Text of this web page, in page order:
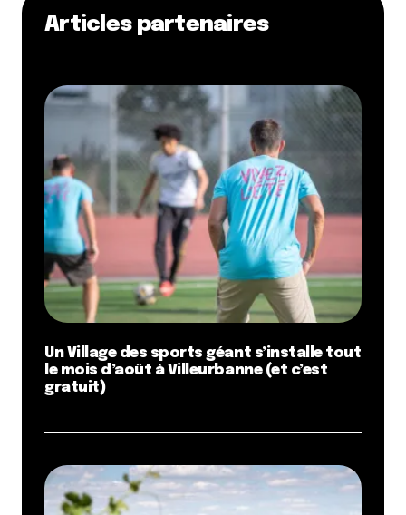
Articles partenaires
Un Village des sports géant s’installe tout
le mois d’août à Villeurbanne (et c’est
gratuit)